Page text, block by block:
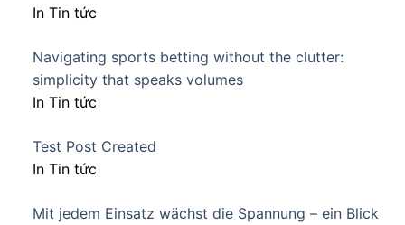
In Tin tức
Navigating sports betting without the clutter:
simplicity that speaks volumes
In Tin tức
Test Post Created
In Tin tức
Mit jedem Einsatz wächst die Spannung – ein Blick